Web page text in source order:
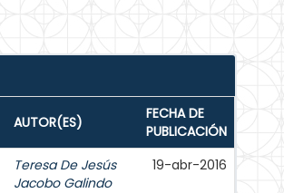
AUTOR(ES)
FECHA DE
PUBLICACIÓN
Teresa De Jesús
Jacobo Galindo
19-abr-2016